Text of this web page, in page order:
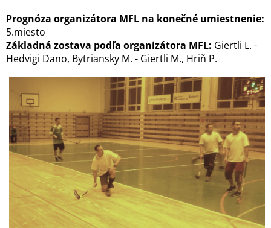
Prognóza organizátora MFL na konečné umiestnenie:
5.miesto
Základná zostava podľa organizátora MFL: Giertli L. -
Hedvigi Dano, Bytriansky M. - Giertli M., Hriň P.